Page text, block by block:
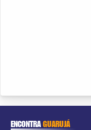
ENCONTRAGUARUJÁ